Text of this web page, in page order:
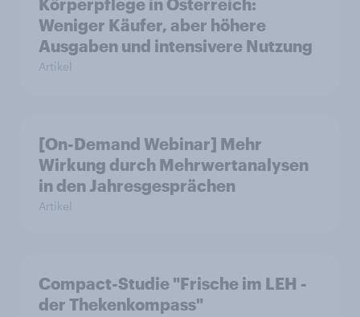
Weniger Käufer, aber höhere
Ausgaben und intensivere Nutzung
Artikel
[On-Demand Webinar] Mehr
Wirkung durch Mehrwertanalysen
in den Jahresgesprächen
Artikel
Compact-Studie "Frische im LEH -
der Thekenkompass"